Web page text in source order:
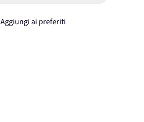
Aggiungi ai preferiti